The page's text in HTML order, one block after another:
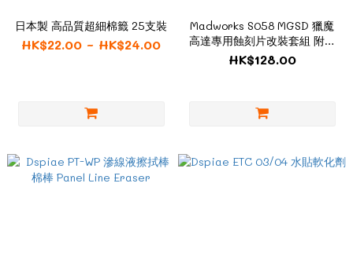
日本製 高品質超細棉籤 25支裝
HK$22.00 ~ HK$24.00
Madworks S058 MGSD 獵魔
高達專用蝕刻片改裝套組 附水
貼
HK$128.00